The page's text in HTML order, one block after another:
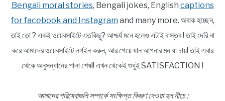
Bengali moral stories, Bengali jokes, English captions
for facebook and Instagram and many more. অবাক হচ্ছেন,
তাই তো ? একই ওয়েবসাইটে এতকিছু? আশ্চর্য মনে হলেও এটাই বাস্তব ! তাই দেরি না
করে আমাদের ওয়েবসাইটে লগইন করুন, আর পেয়ে যান আপনার মন যা চায়! তাই এবার
থেকে অনুসন্ধানের পালা শেষ!! এখন থেকেই শুধুই SATISFACTION !
আমাদের পরিষেবাগুলি সম্পর্কে সংক্ষিপ্ত বিবরণ দেওয়া হল নীচে :